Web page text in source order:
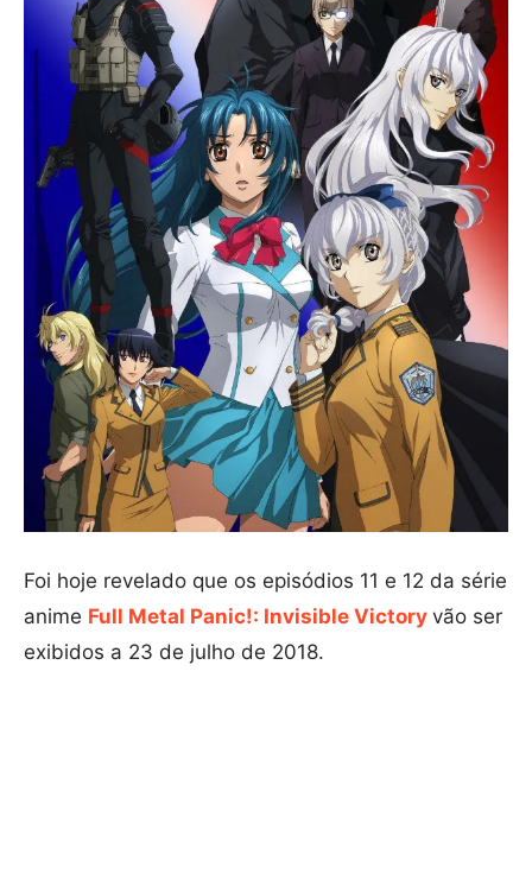
Foi hoje revelado que os episódios 11 e 12 da série
anime Full Metal Panic!: Invisible Victory vão ser
exibidos a 23 de julho de 2018.